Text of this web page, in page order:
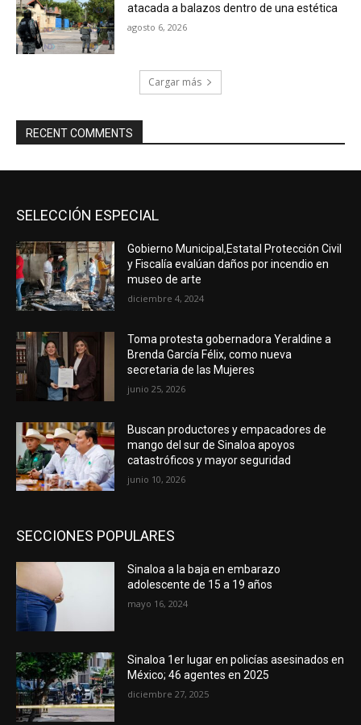
atacada a balazos dentro de una estética
agosto 6, 2026
Cargar más
RECENT COMMENTS
SELECCIÓN ESPECIAL
Gobierno Municipal,Estatal Protección Civil
y Fiscalía evalúan daños por incendio en
museo de arte
diciembre 4, 2024
Toma protesta gobernadora Yeraldine a
Brenda García Félix, como nueva
secretaria de las Mujeres
junio 25, 2026
Buscan productores y empacadores de
mango del sur de Sinaloa apoyos
catastróficos y mayor seguridad
junio 10, 2026
SECCIONES POPULARES
Sinaloa a la baja en embarazo
adolescente de 15 a 19 años
mayo 16, 2024
Sinaloa 1er lugar en policías asesinados en
México; 46 agentes en 2025
diciembre 27, 2025